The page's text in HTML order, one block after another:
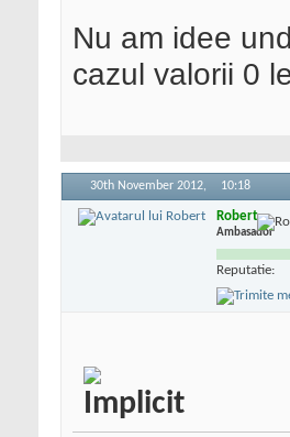
Nu am idee
cazul valorii 0
30th November 2012, 10:18
Robert
Ambasador
Reputatie: